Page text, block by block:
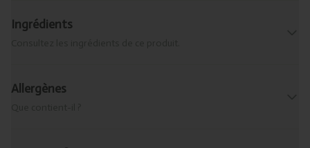
Ingrédients
Allergènes